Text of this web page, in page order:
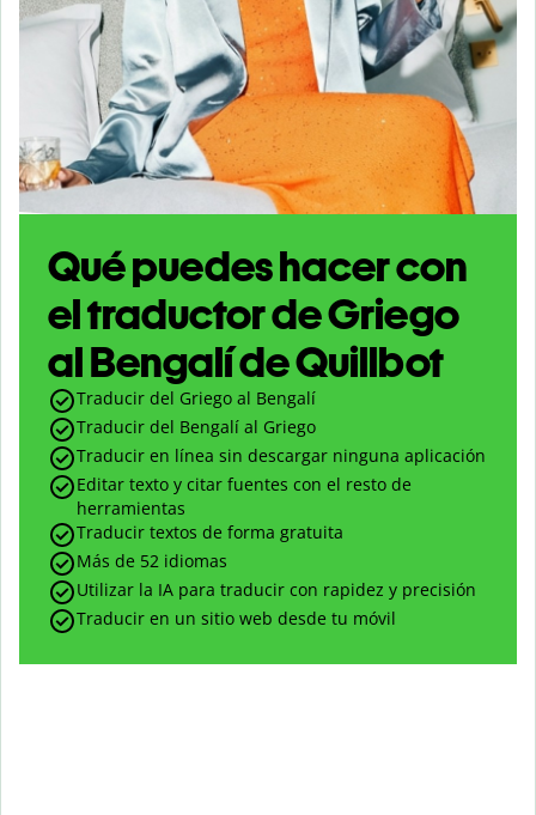
Qué puedes hacer con
el traductor de Griego
al Bengalí de Quillbot
Traducir del Griego al Bengalí
Traducir del Bengalí al Griego
Traducir en línea sin descargar ninguna aplicación
Editar texto y citar fuentes con el resto de
herramientas
Traducir textos de forma gratuita
Más de 52 idiomas
Utilizar la IA para traducir con rapidez y precisión
Traducir en un sitio web desde tu móvil